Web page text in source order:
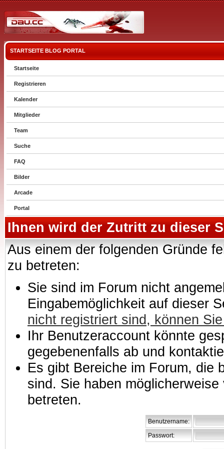
STARTSEITE BLOG PORTAL
Startseite
Registrieren
Kalender
Mitglieder
Team
Suche
FAQ
Bilder
Arcade
Portal
Ihnen wird der Zutritt zu dieser
Aus einem der folgenden Gründe
zu betreten:
Sie sind im Forum nicht
Eingabemöglichkeit auf dieser
nicht registriert sind, können
Ihr Benutzeraccount könnte
gegebenenfalls ab und
Es gibt Bereiche im Forum, die
sind. Sie haben
betreten.
Benutzername:
Passwort: